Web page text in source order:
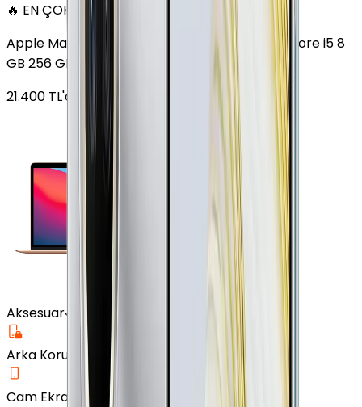
🔥 EN ÇOK SATAN
Apple MacBook Air 13" (13-inch, 2020) 1.1 GHz Core i5 8
GB 256 GB Altın
21.400 TL'den başlayan fiyatlar
Aksesuar
Arka Koruma Kılıf
Cam Ekran Koruyucu